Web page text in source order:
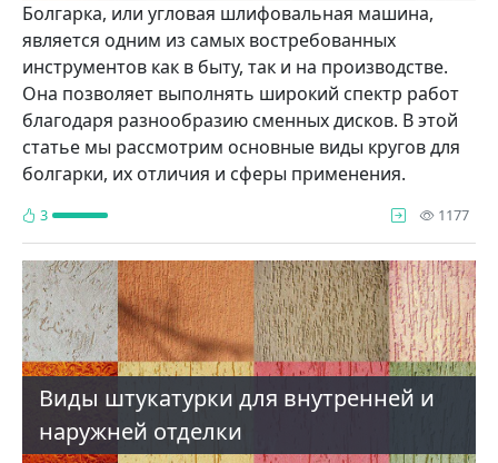
Болгарка, или угловая шлифовальная машина,
является одним из самых востребованных
инструментов как в быту, так и на производстве.
Она позволяет выполнять широкий спектр работ
благодаря разнообразию сменных дисков. В этой
статье мы рассмотрим основные виды кругов для
болгарки, их отличия и сферы применения.
3 1177
Виды штукатурки для внутренней и
наружней отделки